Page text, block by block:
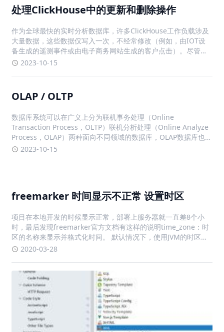
处理ClickHouse中的更新和删除操作
作为全球最快的实时分析数据库，许多ClickHouse工作负载涉及
大量数据，这些数据仅写入一次，不经常修改（例如，由IOT设
备生成的遥测事件或由电子商务网站生成的客户点击）。尽管这
些数据通常是不可变的，但在分析期间提供上下文的关键数据集
2023-10-15
OLAP / OLTP
数据库系统可以在广义上分为联机事务处理（Online
Transaction Process，OLTP）联机分析处理（Online Analyze
Process，OLAP）两种面向不同领域的数据库，OLAP数据库也被
称为数据仓库。从产品上看，有专门面向OLTP的数据库，例如
2023-10-15
freemarker 时间显示不正常 设置时区
项目在本地开发的时候显示正常，部署上服务器就一直差8个小
时，最后发现freemarker官方文档有这样的说明time_zone：时
区的名称来显示并格式化时间。 默认情况下，使用JVM的时区。
也可以是 Java 时区 API 接受的值，或者 "JVM default" (从
2020-03-28